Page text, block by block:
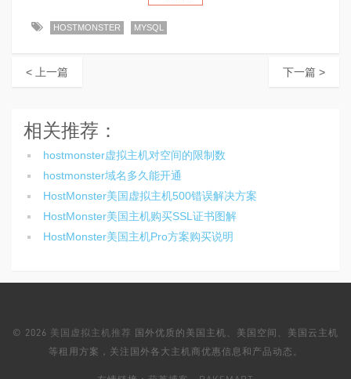
HOSTMONSTER MYSQL
< 上一篇 下一篇 >
相关推荐：
hostmonster虚拟主机对空间的限制数
hostmonster域名多久能开通
HostMonster美国虚拟主机500错误解决方案
HostMonster美国主机购买SSL证书图解
HostMonster美国主机Pro方案购买说明
© 2026 美国虚拟主机推荐 国外优质的美国主机、美国空间、美国云主机
等租用方案，关注国外各大主机商优惠信息和产品动态。